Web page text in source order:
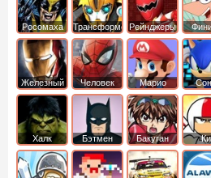
Росомаха ТрансформерыРейнджеры
Самураи
Железный
человек
Человек
Паук
Марио
Халк Бэтмен Бакуган